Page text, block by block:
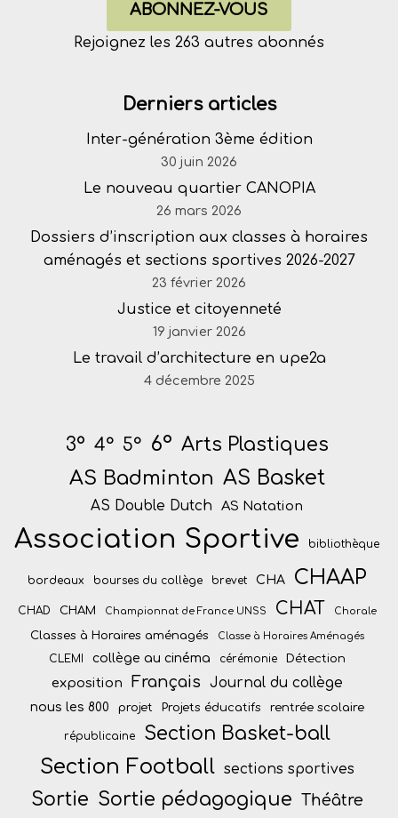
ABONNEZ-VOUS
Rejoignez les 263 autres abonnés
Derniers articles
Inter-génération 3ème édition
30 juin 2026
Le nouveau quartier CANOPIA
26 mars 2026
Dossiers d’inscription aux classes à horaires
aménagés et sections sportives 2026-2027
23 février 2026
Justice et citoyenneté
19 janvier 2026
Le travail d’architecture en upe2a
4 décembre 2025
3° 4° 5° 6° Arts Plastiques
AS Badminton AS Basket
AS Double Dutch AS Natation
Association Sportive bibliothèque
bordeaux bourses du collège brevet CHA CHAAP
CHAD CHAM Championnat de France UNSS CHAT Chorale
Classes à Horaires aménagés Classe à Horaires Aménagés
CLEMI collège au cinéma cérémonie Détection
exposition Français Journal du collège
nous les 800 projet Projets éducatifs rentrée scolaire
républicaine Section Basket-ball
Section Football sections sportives
Sortie Sortie pédagogique Théâtre